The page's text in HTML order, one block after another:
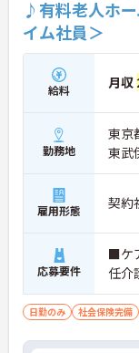
♪有料老人ホ
イム社員＞
給料 月収
勤務地
東京
東武
雇用形態 契約
応募要件
■ケ
任介
日勤のみ 社会保険完備